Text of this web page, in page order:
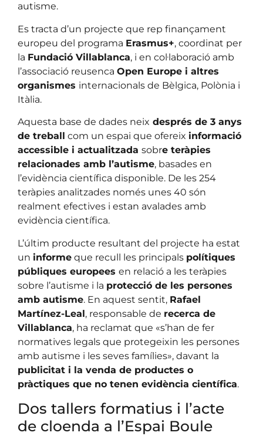
autisme.
Es tracta d’un projecte que rep finançament
europeu del programa Erasmus+, coordinat per
la Fundació Villablanca, i en col·laboració amb
l’associació reusenca Open Europe i altres
organismes internacionals de Bèlgica, Polònia i
Itàlia.
Aquesta base de dades neix després de 3 anys
de treball com un espai que ofereix informació
accessible i actualitzada sobre teràpies
relacionades amb l’autisme, basades en
l’evidència científica disponible. De les 254
teràpies analitzades només unes 40 són
realment efectives i estan avalades amb
evidència científica.
L’últim producte resultant del projecte ha estat
un informe que recull les principals polítiques
públiques europees en relació a les teràpies
sobre l’autisme i la protecció de les persones
amb autisme. En aquest sentit, Rafael
Martínez-Leal, responsable de recerca de
Villablanca, ha reclamat que «s’han de fer
normatives legals que protegeixin les persones
amb autisme i les seves famílies», davant la
publicitat i la venda de productes o
pràctiques que no tenen evidència científica.
Dos tallers formatius i l’acte
de cloenda a l’Espai Boule